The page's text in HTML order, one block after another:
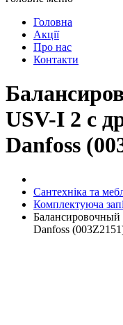
Головна
Акції
Про нас
Контакти
USV-I 2 с
Danfoss
Сантехніка та
Комплектуюча
Danfoss